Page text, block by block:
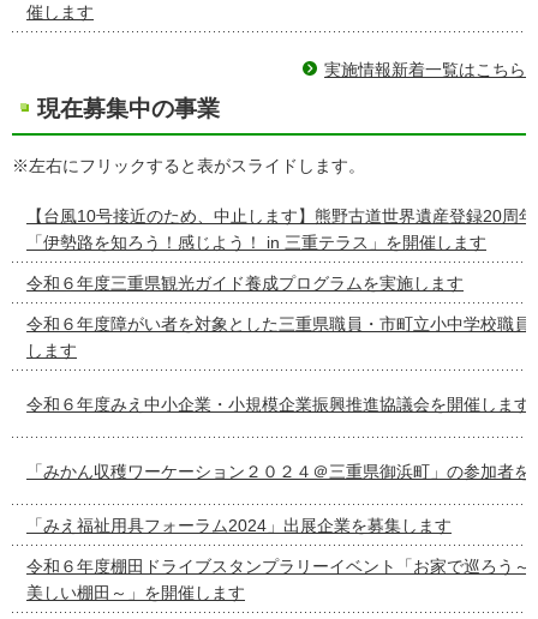
催します
実施情報新着一覧はこちら
現在募集中の事業
※左右にフリックすると表がスライドします。
【台風10号接近のため、中止します】熊野古道世界遺産登録20周
「伊勢路を知ろう！感じよう！ in 三重テラス」を開催します
令和６年度三重県観光ガイド養成プログラムを実施します
令和６年度障がい者を対象とした三重県職員・市町立小中学校職員
します
令和６年度みえ中小企業・小規模企業振興推進協議会を開催します
「みかん収穫ワーケーション２０２４＠三重県御浜町」の参加者を
「みえ福祉用具フォーラム2024」出展企業を募集します
令和６年度棚田ドライブスタンプラリーイベント「お家で巡ろう～
美しい棚田～」を開催します